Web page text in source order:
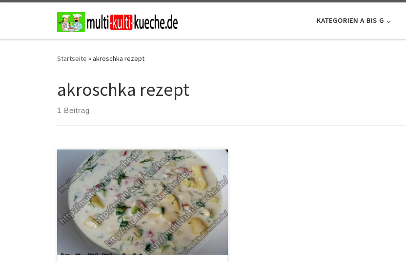
Zum Inhalt springen
KATEGORIEN A BIS G
Startseite »akroschka rezept
akroschka rezept
1 Beitrag
Zutaten Akroschka, Okroschka Russische Suppe 5
Becher Kefir6 Kartoffeln1 Gurke1 Bund
Lauchzwiebeln10 Eier1 Bund Radischen4
Bockwürstchen Zubereitung für Okroschka Die
Kartoffeln, die Eier und die Würstchen kochen. Alle
Zutaten klein schneiden, und in eine Große Schüssel
geben. Nach und nach den Kefir dazu geben. Mit Salz
würzen und am besten […]